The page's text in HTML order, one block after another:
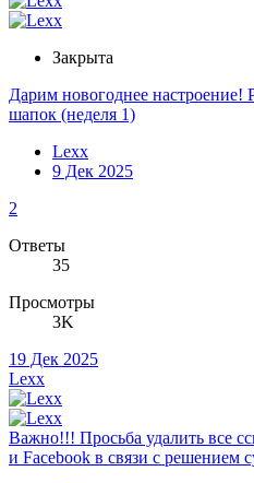
Закрыта
Дарим новогоднее
шапок (неделя 1)
Lexx
9 Дек 2025
2
Ответы
35
Просмотры
3K
19 Дек 2025
Lexx
Важно!!! Просьба удалить все
и Facebook в связи с решением